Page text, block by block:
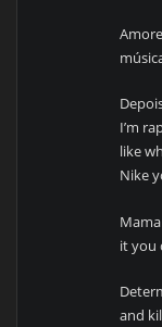
I’m
like
Nike
it you
and